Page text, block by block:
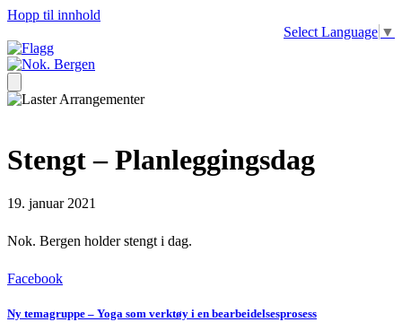
Hopp til innhold
Select Language ▼
Stengt – Planleggingsdag
19. januar 2021
Nok. Bergen holder stengt i dag.
Facebook
Ny temagruppe – Yoga som verktøy i en bearbeidelsesprosess